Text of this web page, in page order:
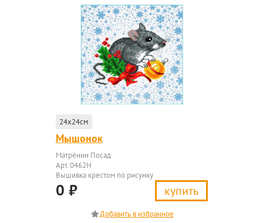
24x24см
Мышонок
Матрёнин Посад
Арт. 0462Н
Вышивка крестом по рисунку
0 ₽ купить